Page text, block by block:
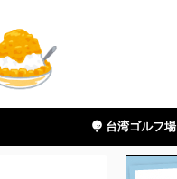
台湾ゴルフ場